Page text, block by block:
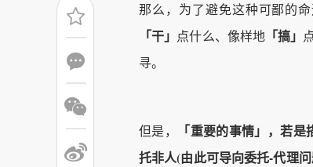
那么，为了避免这种可鄙的
「干」 点什么、像样地 「搞」
寻。
但是， 「重要的事情」，若是
托非人(由此可导向委托-代理